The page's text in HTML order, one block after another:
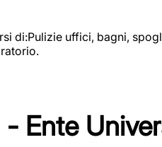
di:Pulizie uffici, bagni,
Ente